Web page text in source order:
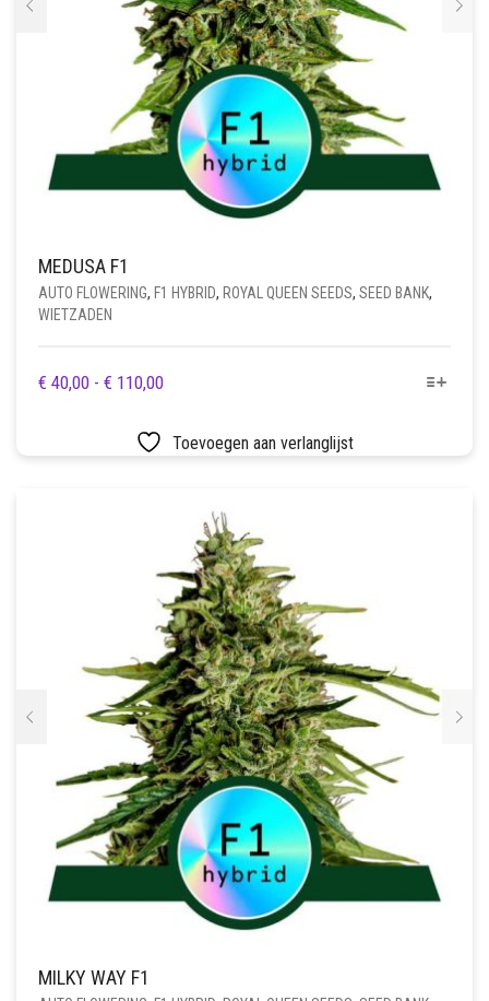
MEDUSA F1
AUTO FLOWERING, F1 HYBRID, ROYAL QUEEN SEEDS, SEED BANK,
WIETZADEN
€ 40,00 - € 110,00PRIJSKLASSE:
TOT
€ 110,00
DIT
MEERDERE
OPTIE
KAN
GEKOZEN
WORDEN
OP
DE
PRODUCTPAGINA
Toevoegen aan verlanglijst
MILKY WAY F1